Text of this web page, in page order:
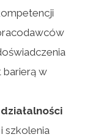
w
szkolenia